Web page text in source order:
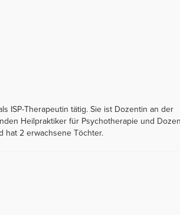
ISP-Therapeutin tätig. Sie ist Dozentin an der
Heilpraktiker für Psychotherapie und
hat 2 erwachsene Töchter.